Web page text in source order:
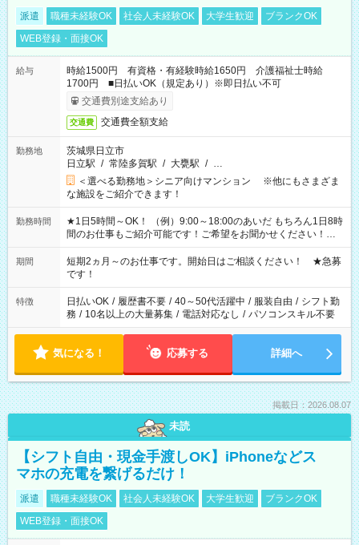
派遣 職種未経験OK 社会人未経験OK 大学生歓迎
ブランクOK
WEB登録・面接OK
給与
時給1500円 有資格・有経験時給1650円 介護福祉士時給
1700円 ■日払いOK（規定あり）※即日払い不可
交通費別途支給あり
交通費 交通費全額支給
勤務地
茨城県日立市
日立駅 / 常陸多賀駅 / 大甕駅 / …
＜選べる勤務地＞シニア向けマンション ※他にもさまざま
な施設をご紹介できます！
勤務時間
★1日5時間～OK！ （例）9:00～18:00のあいだ もちろん1日8時
間のお仕事もご紹介可能です！ご希望をお聞かせください！★
家庭の都合でお休みが必要な場合も遠慮なくご相談ください。
※週最低15時間以上の勤務が必要です
期間
短期2ヵ月～のお仕事です。開始日はご相談ください！ ★急募
です！
特徴 日払いOK / 履歴書不要 / 40～50代活躍中 / 服装自由 / シフト勤
務 / 10名以上の大量募集 / 電話対応なし / パソコンスキル不要
気になる！ 応募する 詳細へ
掲載日：2026.08.07
未読
【シフト自由・現金手渡しOK】iPhoneなどス
マホの充電を繋げるだけ！
派遣 職種未経験OK 社会人未経験OK 大学生歓迎
ブランクOK
WEB登録・面接OK